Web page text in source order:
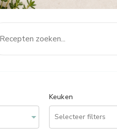
Keuken